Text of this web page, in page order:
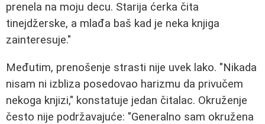
prenela na moju decu. Starija ćerka čita
tinejdžerske, a mlađa baš kad je neka knjiga
zainteresuje."
Međutim, prenošenje strasti nije uvek lako. "Nikada
nisam ni izbliza posedovao harizmu da privučem
nekoga knjizi," konstatuje jedan čitalac. Okruženje
često nije podržavajuće: "Generalno sam okružena